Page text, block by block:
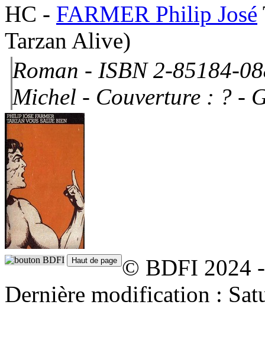
HC - FARMER Philip José
Tarzan Alive)
Roman - ISBN 2-85184-
Michel - Couverture : ? -
© BDFI 2024
Dernière modification :